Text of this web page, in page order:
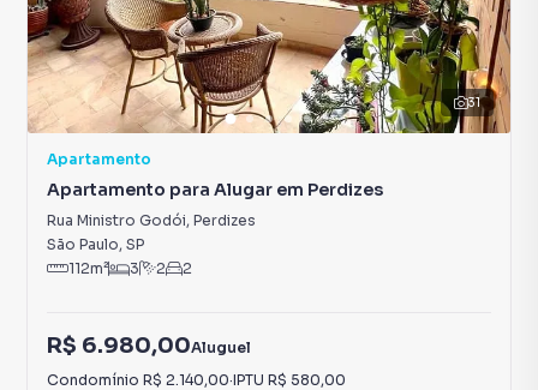
31
Apartamento
Apartamento para Alugar em Perdizes
Rua Ministro Godói, Perdizes
São Paulo, SP
112m² 3 2 2
R$ 6.980,00Aluguel
Condomínio R$ 2.140,00·IPTU R$ 580,00